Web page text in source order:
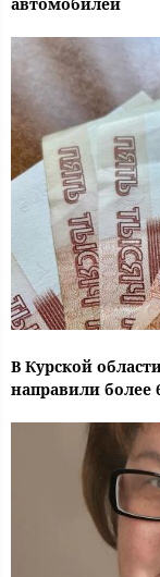
В Курской
направили более